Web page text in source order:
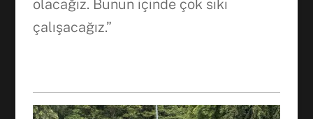
olacağız. Bunun içinde çok sıkı
çalışacağız.”